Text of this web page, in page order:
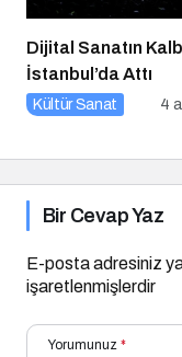
Dijital Sanatın
İstanbul’da Attı
Kültür Sanat 4
Bir Cevap Yaz
E-posta adresiniz
işaretlenmişlerdir
Yorumunuz *